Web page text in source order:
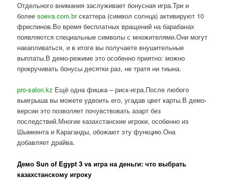
Отдельного внимания заслуживает бонусная игра.Три и
болееsoeva.com.brскаттера (символ солнца) активируют 10
фриспинов.Во время бесплатных вращений на барабанах
появляются специальные символы с множителями.Они могут
накапливаться, и в итоге вы получаете внушительные
выплаты.В демо-режиме это особенно приятно: можно
прокручивать бонусы десятки раз, не тратя ни тиына.
pro-salon.kz Ещё одна фишка – риск-игра.После любого
выигрыша вы можете удвоить его, угадав цвет карты.В демо-
версии это позволяет почувствовать азарт без
последствий.Многие казахстанские игроки, особенно из
Шымкента и Караганды, обожают эту функцию.Она
добавляет драйва.
Демо Sun of Egypt 3 vs игра на деньги: что выбрать
казахстанскому игроку